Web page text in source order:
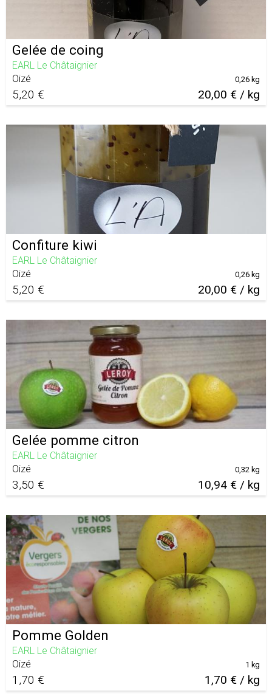
Gelée de coing
EARL Le Châtaignier
Oizé
5,20 € 20,00 € / kg
0,26 kg
Confiture kiwi
EARL Le Châtaignier
Oizé
5,20 € 20,00 € / kg
0,26 kg
Gelée pomme citron
EARL Le Châtaignier
Oizé
3,50 € 10,94 € / kg
0,32 kg
Pomme Golden
EARL Le Châtaignier
Oizé
1,70 € 1,70 € / kg
1 kg